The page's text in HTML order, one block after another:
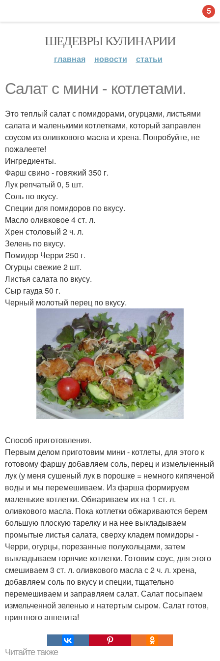
ШЕДЕВРЫ КУЛИНАРИИ
главная новости статьи
Салат с мини - котлетами.
Это теплый салат с помидорами, огурцами, листьями
салата и маленькими котлетками, который заправлен
соусом из оливкового масла и хрена. Попробуйте, не
пожалеете!
Ингредиенты.
Фарш свино - говяжий 350 г.
Лук репчатый 0, 5 шт.
Соль по вкусу.
Специи для помидоров по вкусу.
Масло оливковое 4 ст. л.
Хрен столовый 2 ч. л.
Зелень по вкусу.
Помидор Черри 250 г.
Огурцы свежие 2 шт.
Листья салата по вкусу.
Сыр гауда 50 г.
Черный молотый перец по вкусу.
Способ приготовления.
Первым делом приготовим мини - котлеты, для этого к
готовому фаршу добавляем соль, перец и измельченный
лук (у меня сушеный лук в порошке = немного кипяченой
воды и мы перемешиваем. Из фарша формируем
маленькие котлетки. Обжариваем их на 1 ст. л.
оливкового масла. Пока котлетки обжариваются берем
большую плоскую тарелку и на нее выкладываем
промытые листья салата, сверху кладем помидоры -
Черри, огурцы, порезанные полукольцами, затем
выкладываем горячие котлетки. Готовим соус, для этого
смешиваем 3 ст. л. оливкового масла с 2 ч. л. хрена,
добавляем соль по вкусу и специи, тщательно
перемешиваем и заправляем салат. Салат посыпаем
измельченной зеленью и натертым сыром. Салат готов,
приятного аппетита!
Читайте также
5